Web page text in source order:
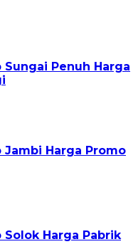
Sungai Penuh Harga
Jambi Harga Promo
Solok Harga Pabrik